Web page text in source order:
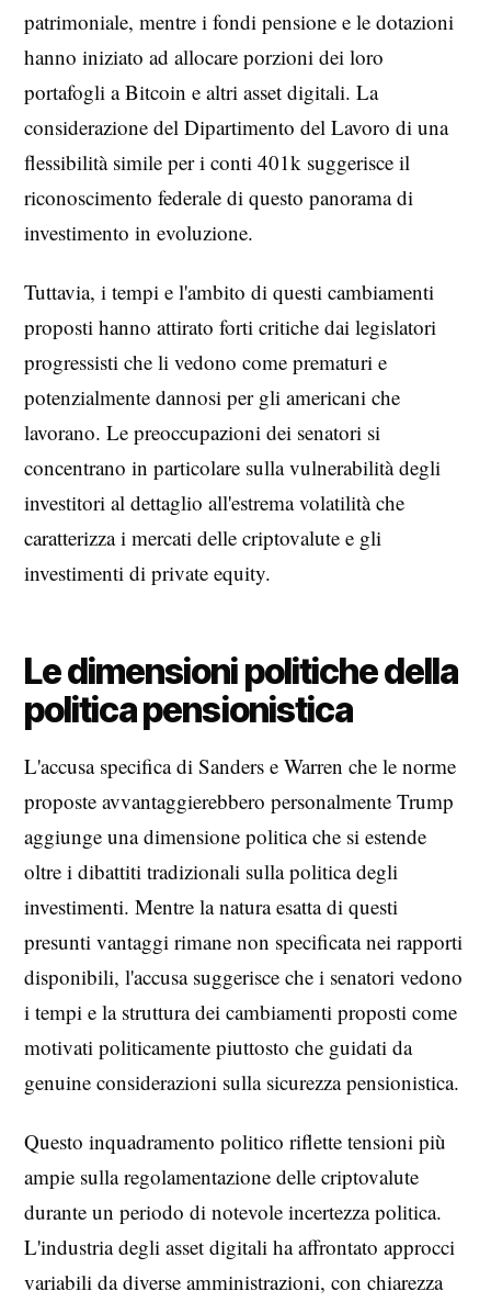
patrimoniale, mentre i fondi pensione e le dotazioni
hanno iniziato ad allocare porzioni dei loro
portafogli a Bitcoin e altri asset digitali. La
considerazione del Dipartimento del Lavoro di una
flessibilità simile per i conti 401k suggerisce il
riconoscimento federale di questo panorama di
investimento in evoluzione.
Tuttavia, i tempi e l'ambito di questi cambiamenti
proposti hanno attirato forti critiche dai legislatori
progressisti che li vedono come prematuri e
potenzialmente dannosi per gli americani che
lavorano. Le preoccupazioni dei senatori si
concentrano in particolare sulla vulnerabilità degli
investitori al dettaglio all'estrema volatilità che
caratterizza i mercati delle criptovalute e gli
investimenti di private equity.
Le dimensioni politiche della
politica pensionistica
L'accusa specifica di Sanders e Warren che le norme
proposte avvantaggierebbero personalmente Trump
aggiunge una dimensione politica che si estende
oltre i dibattiti tradizionali sulla politica degli
investimenti. Mentre la natura esatta di questi
presunti vantaggi rimane non specificata nei rapporti
disponibili, l'accusa suggerisce che i senatori vedono
i tempi e la struttura dei cambiamenti proposti come
motivati politicamente piuttosto che guidati da
genuine considerazioni sulla sicurezza pensionistica.
Questo inquadramento politico riflette tensioni più
ampie sulla regolamentazione delle criptovalute
durante un periodo di notevole incertezza politica.
L'industria degli asset digitali ha affrontato approcci
variabili da diverse amministrazioni, con chiarezza